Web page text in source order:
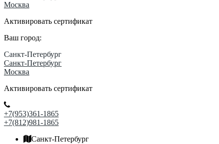
Москва
Активировать сертификат
Ваш город:
Санкт-Петербург
Санкт-Петербург
Москва
Активировать сертификат
+7(953)361-1865
+7(812)981-1865
Санкт-Петербург